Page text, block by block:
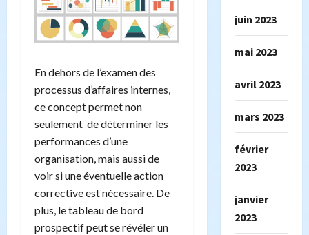
En dehors de l’examen des
processus d’affaires internes,
ce concept permet non
seulement de déterminer les
performances d’une
organisation, mais aussi de
voir si une éventuelle action
corrective est nécessaire. De
plus, le tableau de bord
prospectif peut se révéler un
juin 2023
mai 2023
avril 2023
mars 2023
février
2023
janvier
2023